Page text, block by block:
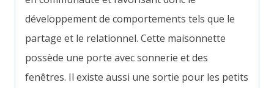
développement de comportements tels que le
partage et le relationnel. Cette maisonnette
possède une porte avec sonnerie et des
fenêtres. Il existe aussi une sortie pour les petits